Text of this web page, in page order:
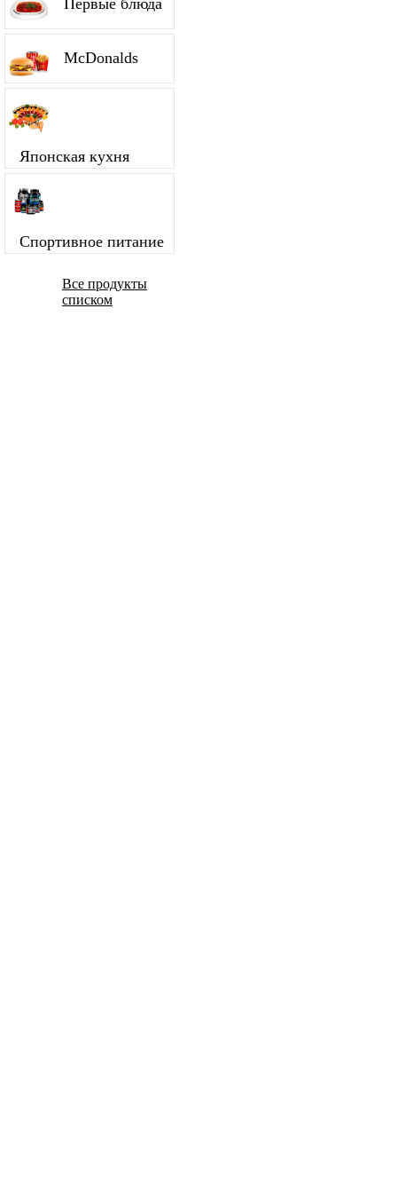
Первые блюда
McDonalds
Японская кухня
Спортивное питание
Все продукты
списком